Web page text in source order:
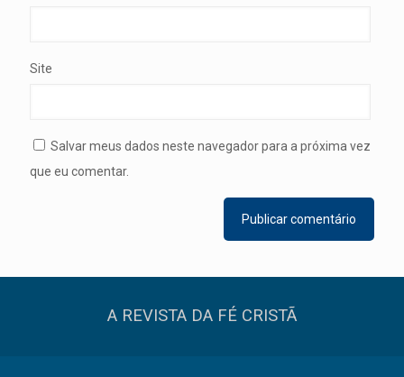
Site
Salvar meus dados neste navegador para a próxima vez
que eu comentar.
A REVISTA DA FÉ CRISTÃ